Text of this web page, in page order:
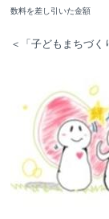
数料を差し引いた金額
＜「子どもまちづく